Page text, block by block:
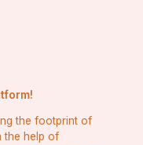
the footprint of
the help of